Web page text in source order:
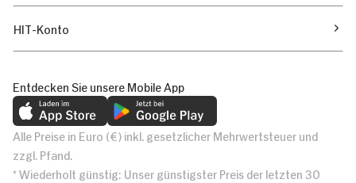
HIT-Konto
Entdecken Sie unsere Mobile App
Alle Preise in Euro (€) inkl. gesetzlicher Mehrwertsteuer und
zzgl. Pfand.
* Wiederholt günstig: Unser günstigster Preis der letzten 30